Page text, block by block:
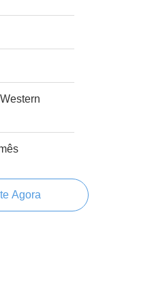
Agora